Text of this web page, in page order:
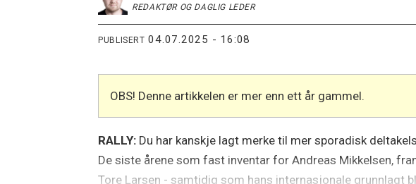
REDAKTØR OG DAGLIG LEDER
PUBLISERT 04.07.2025 - 16:08
OBS! Denne artikkelen er mer enn ett år gammel.
RALLY: Du har kanskje lagt merke til mer sporadisk
De siste årene som fast inventar for Andreas Mikkelsen,
Tore Larsen - samtidig som hans internasjonale grunnlagt